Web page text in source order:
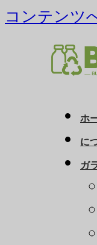
コンテンツ
ホ
に
ガ